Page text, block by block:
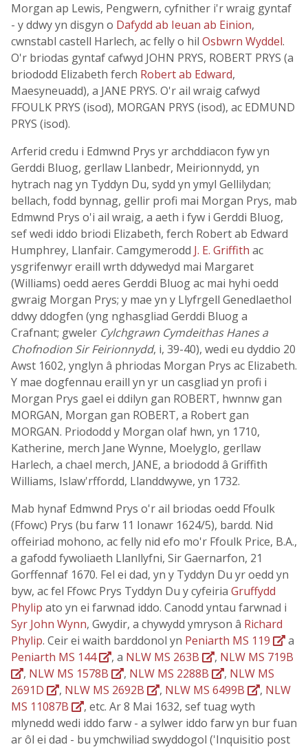
Morgan ap Lewis, Pengwern, cyfnither i'r wraig gyntaf
- y ddwy yn disgyn o Dafydd ab Ieuan ab Einion,
cwnstabl castell Harlech, ac felly o hil Osbwrn Wyddel.
O'r briodas gyntaf cafwyd JOHN PRYS, ROBERT PRYS (a
briododd Elizabeth ferch Robert ab Edward,
Maesyneuadd), a JANE PRYS. O'r ail wraig cafwyd
FFOULK PRYS (isod), MORGAN PRYS (isod), ac EDMUND
PRYS (isod).
Arferid credu i Edmwnd Prys yr archddiacon fyw yn
Gerddi Bluog, gerllaw Llanbedr, Meirionnydd, yn
hytrach nag yn Tyddyn Du, sydd yn ymyl Gellilydan;
bellach, fodd bynnag, gellir profi mai Morgan Prys, mab
Edmwnd Prys o'i ail wraig, a aeth i fyw i Gerddi Bluog,
sef wedi iddo briodi Elizabeth, ferch Robert ab Edward
Humphrey, Llanfair. Camgymerodd J. E. Griffith ac
ysgrifenwyr eraill wrth ddywedyd mai Margaret
(Williams) oedd aeres Gerddi Bluog ac mai hyhi oedd
gwraig Morgan Prys; y mae yn y Llyfrgell Genedlaethol
ddwy ddogfen (yng nghasgliad Gerddi Bluog a
Crafnant; gweler Cylchgrawn Cymdeithas Hanes a
Chofnodion Sir Feirionnydd, i, 39-40), wedi eu dyddio 20
Awst 1602, ynglyn â phriodas Morgan Prys ac Elizabeth.
Y mae dogfennau eraill yn yr un casgliad yn profi i
Morgan Prys gael ei ddilyn gan ROBERT, hwnnw gan
MORGAN, Morgan gan ROBERT, a Robert gan
MORGAN. Priododd y Morgan olaf hwn, yn 1710,
Katherine, merch Jane Wynne, Moelyglo, gerllaw
Harlech, a chael merch, JANE, a briododd â Griffith
Williams, Islaw'rffordd, Llanddwywe, yn 1732.
Mab hynaf Edmwnd Prys o'r ail briodas oedd Ffoulk
(Ffowc) Prys (bu farw 11 Ionawr 1624/5), bardd. Nid
offeiriad mohono, ac felly nid efo mo'r Ffoulk Price, B.A.,
a gafodd fywoliaeth Llanllyfni, Sir Gaernarfon, 21
Gorffennaf 1670. Fel ei dad, yn y Tyddyn Du yr oedd yn
byw, ac fel Ffowc Prys Tyddyn Du y cyfeiria Gruffydd
Phylip ato yn ei farwnad iddo. Canodd yntau farwnad i
Syr John Wynn, Gwydir, a chywydd ymryson â Richard
Phylip. Ceir ei waith barddonol yn Peniarth MS 119
a
Peniarth MS 144
, a NLW MS 263B , NLW MS 719B
, NLW MS 1578B , NLW MS 2288B , NLW MS
2691D
, NLW MS 2692B , NLW MS 6499B , NLW
MS 11087B
, etc. Ar 8 Mai 1632, sef tuag wyth
mlynedd wedi iddo farw - a sylwer iddo farw yn bur fuan
ar ôl ei dad - bu ymchwiliad swyddogol ('Inquisitio post